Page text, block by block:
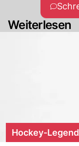
Weiterlesen
Hockey-